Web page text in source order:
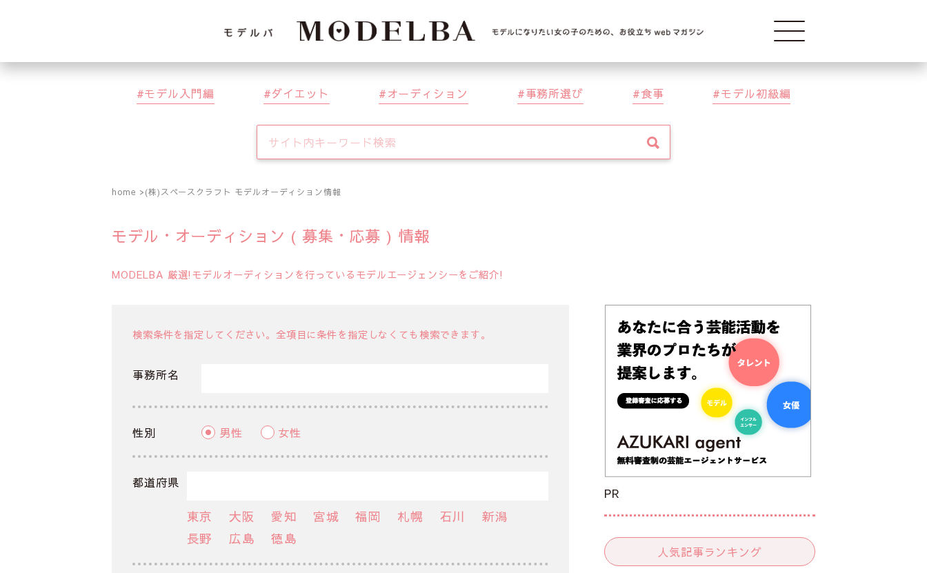
Modelba
モデル入門編 ダイエット オーディション 事務所選び 食事 モデル初級編
home (株)スペースクラフト モデルオーディション情報
モデル・オーディション ( 募集・応募 ) 情報
MODELBA 厳選!モデルオーディションを行っているモデルエージェンシーをご紹介!
検索条件を指定してください。全項目に条件を指定しなくても検索できます。
事務所名
性別 男性 女性
都道府県
東京 大阪 愛知 宮城 福岡 札幌 石川
新潟
長野
広島 徳島
PR
人気記事ランキング